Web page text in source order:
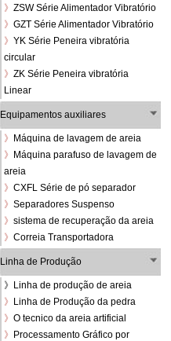
》 ZSW Série Alimentador Vibratório
》 GZT Série Alimentador Vibratório
》 YK Série Peneira vibratória
circular
》 ZK Série Peneira vibratória
Linear
Equipamentos auxiliares
》
Máquina de lavagem de areia
》
Máquina parafuso de lavagem de
areia
》 CXFL Série de pó separador
》 Separadores Suspenso
》 sistema de recuperação da areia
》 Correia Transportadora
Linha de Produção
》 Linha de produção de areia
》
Linha de Produção da pedra
》 O tecnico da areia artificial
》
Processamento Gráfico por